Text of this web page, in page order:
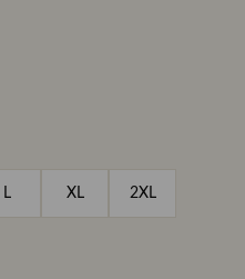
L XL 2XL